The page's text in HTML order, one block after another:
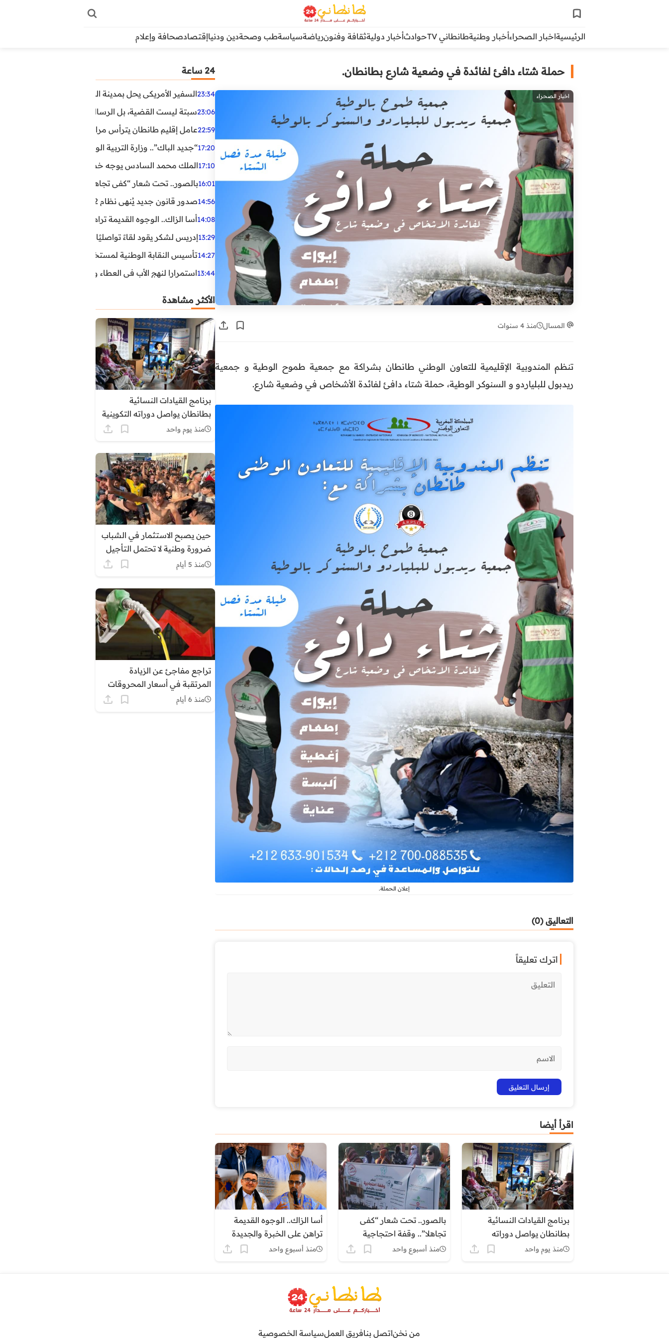
الرئيسيةاخبار الصحراءأخبار وطنيةطانطاني TV حوادثأخبار دوليةثقافة وفنونرياضةسياسةطب وصحةدين ودنياإقتصادصحافة وإعلام
حملة شتاء دافئ لفائدة في وضعية شارع بطانطان.
اخبار الصحراء
المسال منذ 4 سنوات
تنظم المندوبية الإقليمية للتعاون الوطني طانطان بشراكة مع جمعية طموح الوطية و جمعية
ريدبول للبلياردو و السنوكر الوطية، حملة شتاء دافئ لفائدة الأشخاص في وضعية شارع.
إعلان الحملة.
التعاليق (0)
اترك تعليقاً
اقرأ أيضا
برنامج القيادات النسائية
بطانطان يواصل دوراته
التكوينية حول التنظيم الترابي
منذ يوم واحد
بالصور.. تحت شعار “كفى
تجاهلا”.. وقفة احتجاجية
بكلميم للمطالبة بإنقاذ القطاع
منذ أسبوع واحد
أسا الزاك.. الوجوه القديمة
تراهن على الخبرة والجديدة
ترفع شعار التغيير
منذ أسبوع واحد
24 ساعة
23:34السفير الأمريكي يحل بمدينة العيون في أول زيارة رسمية
23:06سبتة ليست القضية، بل الرسالة التي حملها البحر!
22:59عامل إقليم طانطان يترأس مراسيم الإنصات للخطاب
17:20“جديد الباك”.. وزارة التربية الوطنية تعتمد مستجدات
17:10الملك محمد السادس يوجه خطابا ساميا إلى الأمة بمناسبة الذكرى الـ27
16:01بالصور.. تحت شعار “كفى تجاهلا”.. وقفة احتجاجية بكلميم
14:56صدور قانون جديد يُنهي نظام 12 ساعة.. أعوان الحراسة الخاصة يستفيدون من المدة القانونية للشغل
14:08أسا الزاك.. الوجوه القديمة تراهن على الخبرة والجديدة
13:29إدريس لشكر يقود لقاءً تواصليًا مع مناضلي الاتحاد
14:27تأسيس النقابة الوطنية لمستخدمي الوكالة الوطنية
13:44استمرارا لنهج الأب في العطاء وخدمة المجتمع، يواصل ابن
الأكثر مشاهدة
برنامج القيادات النسائية
بطانطان يواصل دوراته التكوينية
حول التنظيم الترابي وأدوار
منذ يوم واحد
حين يصبح الاستثمار في الشباب
ضرورة وطنية لا تحتمل التأجيل
منذ 5 أيام
تراجع مفاجئ عن الزيادة
المرتقبة في أسعار المحروقات
بالمغرب وسط ترقب وتساءلات
منذ 6 أيام
من نخناتصل بنافريق العملسياسة الخصوصية